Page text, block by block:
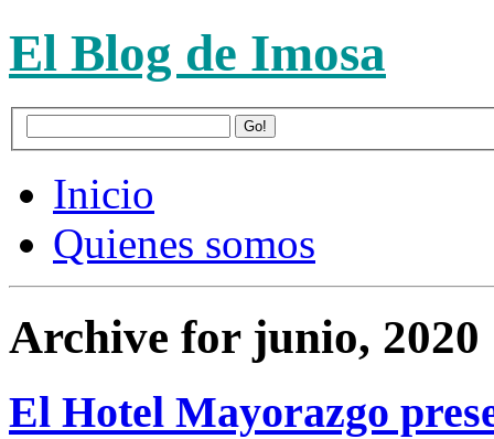
El Blog de Imosa
Inicio
Quienes somos
Archive for junio, 2020
El Hotel Mayorazgo